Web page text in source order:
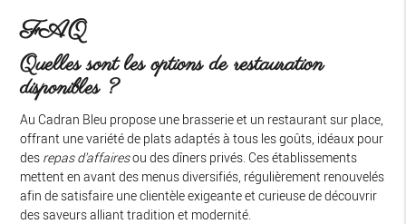
FAQ
Quelles sont les options de restauration
disponibles ?
Au Cadran Bleu propose une brasserie et un restaurant sur place,
offrant une variété de plats adaptés à tous les goûts, idéaux pour
des repas d'affairesou des dîners privés. Ces établissements
mettent en avant des menus diversifiés, régulièrement renouvelés
afin de satisfaire une clientèle exigeante et curieuse de découvrir
des saveurs alliant tradition et modernité.